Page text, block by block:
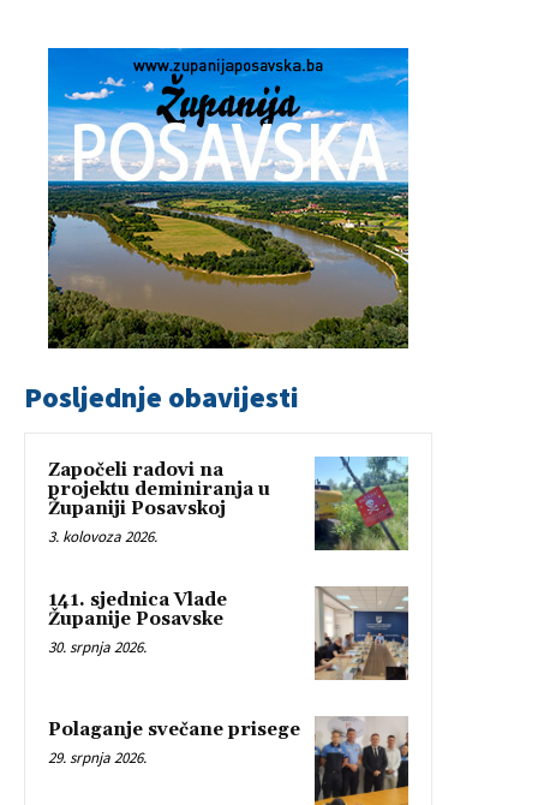
Posljednje obavijesti
Započeli radovi na
projektu deminiranja u
Županiji Posavskoj
3. kolovoza 2026.
141. sjednica Vlade
Županije Posavske
30. srpnja 2026.
Polaganje svečane prisege
29. srpnja 2026.